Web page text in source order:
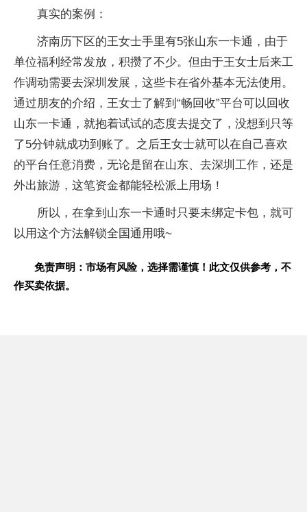
真实的案例：
济南历下区的王女士手里有5张山东一卡通，由于
单位福利经常发放，积攒了不少。但由于王女士后来工
作调动需要去深圳发展，这些卡在省外基本无法使用。
通过朋友的介绍，王女士了解到“畅回收”平台可以回收
山东一卡通，就抱着试试的态度去提交了，没想到只等
了5分钟就成功到账了。之后王女士就可以在自己喜欢
的平台任意消费，无论是留在山东、去深圳工作，还是
外出旅游，这笔资金都能轻松派上用场！
所以，在拿到山东一卡通时只要未绑定卡包，就可
以用这个方法解锁全国通用哦~
免责声明：市场有风险，选择需谨慎！此文仅供参考，不
作买卖依据。